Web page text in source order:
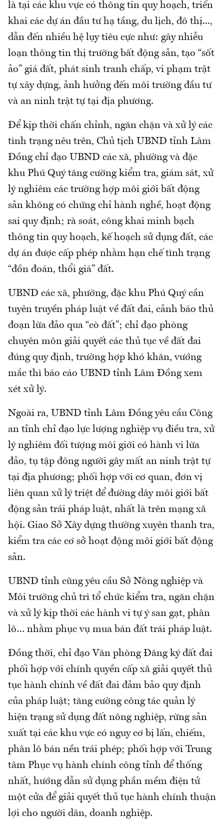
là tại các khu vực có thông tin quy hoạch, triển
khai các dự án đầu tư hạ tầng, du lịch, đô thị...,
dẫn đến nhiều hệ lụy tiêu cực như: gây nhiễu
loạn thông tin thị trường bất động sản, tạo “sốt
ảo” giá đất, phát sinh tranh chấp, vi phạm trật
tự xây dựng, ảnh hưởng đến môi trường đầu tư
và an ninh trật tự tại địa phương.
Để kịp thời chấn chỉnh, ngăn chặn và xử lý các
tình trạng nêu trên, Chủ tịch UBND tỉnh Lâm
Đồng chỉ đạo UBND các xã, phường và đặc
khu Phú Quý tăng cường kiểm tra, giám sát, xử
lý nghiêm các trường hợp môi giới bất động
sản không có chứng chỉ hành nghề, hoạt động
sai quy định; rà soát, công khai minh bạch
thông tin quy hoạch, kế hoạch sử dụng đất, các
dự án được cấp phép nhằm hạn chế tình trạng
“đồn đoán, thổi giá” đất.
UBND các xã, phường, đặc khu Phú Quý cần
tuyên truyền pháp luật về đất đai, cảnh báo thủ
đoạn lừa đảo qua “cò đất”; chỉ đạo phòng
chuyên môn giải quyết các thủ tục về đất đai
đúng quy định, trường hợp khó khăn, vướng
mắc thì báo cáo UBND tỉnh Lâm Đồng xem
xét xử lý.
Ngoài ra, UBND tỉnh Lâm Đồng yêu cầu Công
an tỉnh chỉ đạo lực lượng nghiệp vụ điều tra, xử
lý nghiêm đối tượng môi giới có hành vi lừa
đảo, tụ tập đông người gây mất an ninh trật tự
tại địa phương; phối hợp với cơ quan, đơn vị
liên quan xử lý triệt để đường dây môi giới bất
động sản trái pháp luật, nhất là trên mạng xã
hội. Giao Sở Xây dựng thường xuyên thanh tra,
kiểm tra các cơ sở hoạt động môi giới bất động
sản.
UBND tỉnh cũng yêu cầu Sở Nông nghiệp và
Môi trường chủ trì tổ chức kiểm tra, ngăn chặn
và xử lý kịp thời các hành vi tự ý san gạt, phân
lô… nhằm phục vụ mua bán đất trái pháp luật.
Đồng thời, chỉ đạo Văn phòng Đăng ký đất đai
phối hợp với chính quyền cấp xã giải quyết thủ
tục hành chính về đất đai đảm bảo quy định
của pháp luật; tăng cường công tác quản lý
hiện trạng sử dụng đất nông nghiệp, rừng sản
xuất tại các khu vực có nguy cơ bị lấn, chiếm,
phân lô bán nền trái phép; phối hợp với Trung
tâm Phục vụ hành chính công tỉnh để thống
nhất, hướng dẫn sử dụng phần mềm điện tử
một cửa để giải quyết thủ tục hành chính thuận
lợi cho người dân, doanh nghiệp.